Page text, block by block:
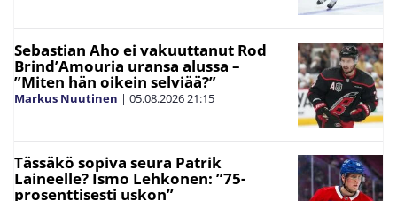
Sebastian Aho ei vakuuttanut Rod
Brind’Amouria uransa alussa –
”Miten hän oikein selviää?”
Markus Nuutinen | 05.08.202621:15
Tässäkö sopiva seura Patrik
Laineelle? Ismo Lehkonen: ”75-
prosenttisesti uskon”